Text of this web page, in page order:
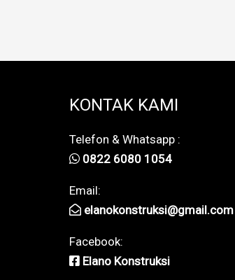
KONTAK KAMI
Telefon & Whatsapp :
0822 6080 1054
Email:
elanokonstruksi@gmail.com
Facebook:
Elano Konstruksi